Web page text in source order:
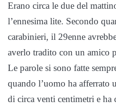
Erano circa le due del
l’ennesima lite. Secondo
carabinieri, il 29enne
averlo tradito con un amico
Le parole si sono fatte
quando l’uomo ha afferrato
di circa venti centimetri e ha